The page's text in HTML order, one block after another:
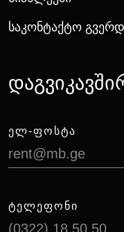
Საკონტაქტო
ᲔᲚ-ᲤᲝᲡᲢᲐ
rent@mb.ge
ᲢᲔᲚᲔᲤᲝᲜᲘ
(0322) 18 50 50